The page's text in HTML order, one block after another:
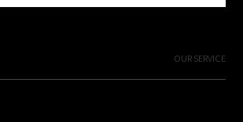
OUR SERVICE